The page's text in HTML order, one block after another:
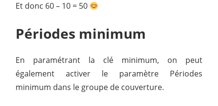
Et donc 60 – 10 = 50
Périodes minimum
En paramétrant la clé minimum, on peut
également activer le paramètre Périodes
minimum dans le groupe de couverture.